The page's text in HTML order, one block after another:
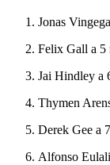
Jonas
Felix Gall a 5
Jai Hindley a
Thymen
Derek Gee a
Alfonso